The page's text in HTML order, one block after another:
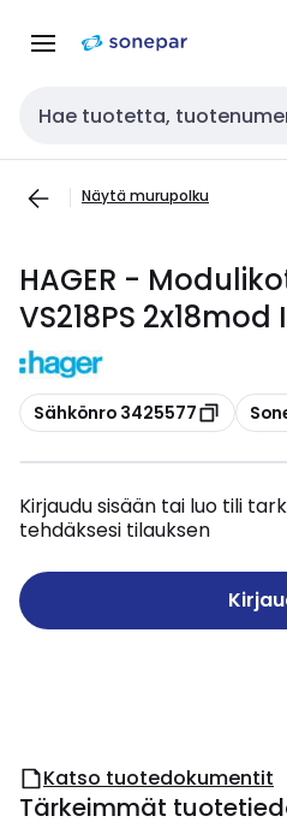
navigointiinsisältöön
Haku
Näytä murupolku
HAGER -
VS218PS 2x18mod
Kopioi
Sähkönro 3425577 Kopioi
Kirjaudu sisään tai luo tili
tehdäksesi tilauksen
Katso tuotedokumentit
Tärkeimmät